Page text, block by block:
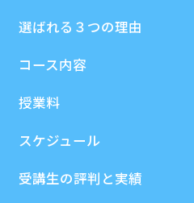
選ばれる３つの理由
コース内容
授業料
スケジュール
受講生の評判と実績